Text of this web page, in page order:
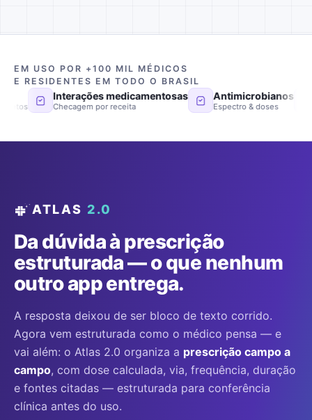
EM USO POR +100 MIL MÉDICOS
E RESIDENTES EM TODO O BRASIL
Interações medicamentosas
Checagem por receita
Antimicrobianos
Espectro & doses
Preços
ATLAS 2.0
Da dúvida à prescrição
estruturada — o que nenhum
outro app entrega.
A resposta deixou de ser bloco de texto corrido.
Agora vem estruturada como o médico pensa — e
vai além: o Atlas 2.0 organiza a prescrição campo a
campo, com dose calculada, via, frequência, duração
e fontes citadas — estruturada para conferência
clínica antes do uso.